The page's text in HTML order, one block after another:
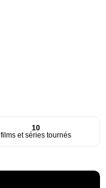
10
films et séries tournés